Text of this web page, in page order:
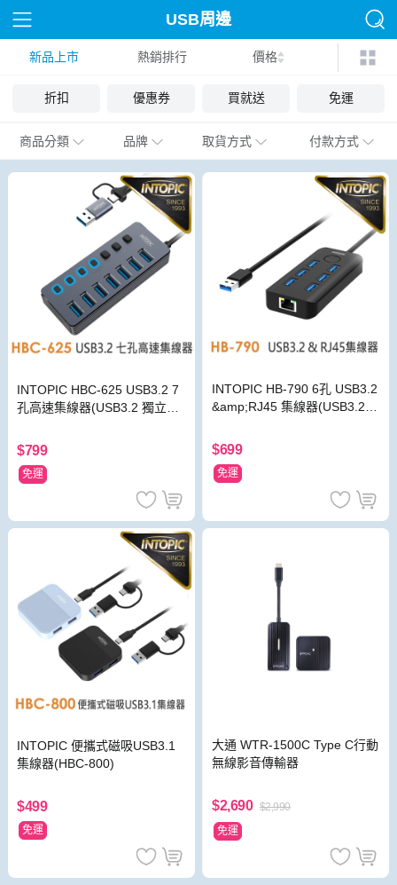
USB周邊
新品上市 熱銷排行 價格
折扣 優惠券 買就送 免運
商品分類 品牌 取貨方式 付款方式
INTOPIC HBC-625 USB3.2 7
孔高速集線器(USB3.2 獨立開
$799
免運
INTOPIC HB-790 6孔 USB3.2
&amp;RJ45 集線器(USB3.2
$699
免運
INTOPIC 便攜式磁吸USB3.1
集線器(HBC-800)
$499
免運
大通 WTR-1500C Type C行動
無線影音傳輸器
$2,690 $2,990
免運